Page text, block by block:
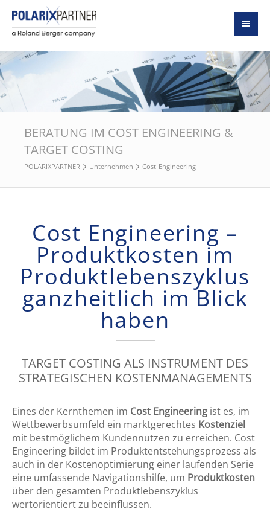
BERATUNG IM COST ENGINEERING &
TARGET COSTING
POLARIXPARTNER Unternehmen Cost-Engineering
Cost Engineering –
Produktkosten im
Produktlebenszyklus
ganzheitlich im Blick
haben
TARGET COSTING ALS INSTRUMENT DES
STRATEGISCHEN KOSTENMANAGEMENTS
Eines der Kernthemen im Cost Engineering ist es, im
Wettbewerbsumfeld ein marktgerechtes Kostenziel
mit bestmöglichem Kundennutzen zu erreichen. Cost
Engineering bildet im Produktentstehungsprozess als
auch in der Kostenoptimierung einer laufenden Serie
eine umfassende Navigationshilfe, um Produktkosten
über den gesamten Produktlebenszyklus
wertorientiert zu beeinflussen.